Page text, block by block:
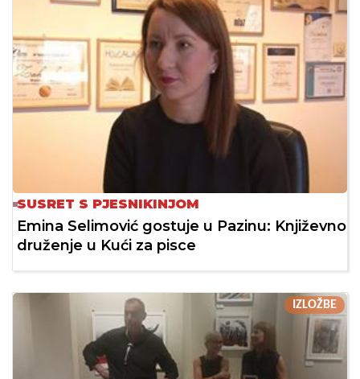
SUSRET S PJESNIKINJOM
Emina Selimović gostuje u Pazinu: Književno
druženje u Kući za pisce
IZLOŽBE